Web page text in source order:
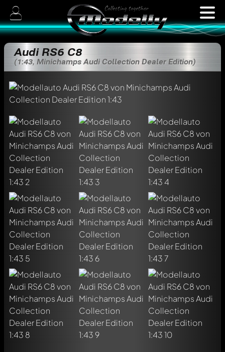
Audi RS6 C8
(1:43, Minichamps Audi Collection Dealer Edition)